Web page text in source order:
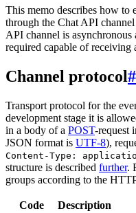
This memo describes how to
through the Chat API
API channel is
required capable of receiving
Channel protocol#
Transport protocol for the
development stage it is
in a body of a POST-request
JSON format is UTF-8),
Content-Type:
structure is described further.
groups according to the
Code Description